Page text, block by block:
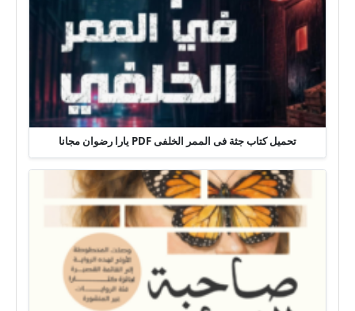
تحميل كتاب جثة فى الممر الخلفى PDF يارا رضوان مجانا